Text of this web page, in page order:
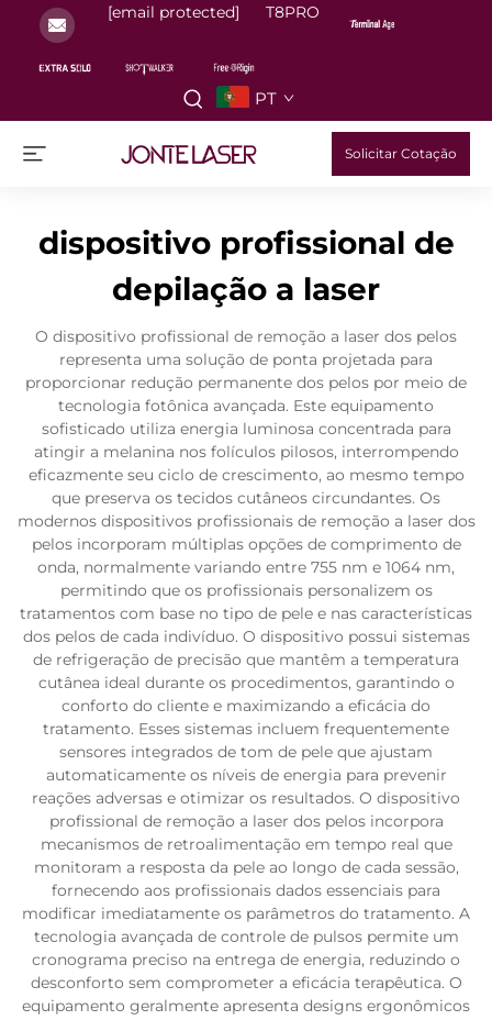
[email protected] T8PRO
PT
Solicitar Cotação
dispositivo profissional de
depilação a laser
O dispositivo profissional de remoção a laser dos pelos
representa uma solução de ponta projetada para
proporcionar redução permanente dos pelos por meio de
tecnologia fotônica avançada. Este equipamento
sofisticado utiliza energia luminosa concentrada para
atingir a melanina nos folículos pilosos, interrompendo
eficazmente seu ciclo de crescimento, ao mesmo tempo
que preserva os tecidos cutâneos circundantes. Os
modernos dispositivos profissionais de remoção a laser dos
pelos incorporam múltiplas opções de comprimento de
onda, normalmente variando entre 755 nm e 1064 nm,
permitindo que os profissionais personalizem os
tratamentos com base no tipo de pele e nas características
dos pelos de cada indivíduo. O dispositivo possui sistemas
de refrigeração de precisão que mantêm a temperatura
cutânea ideal durante os procedimentos, garantindo o
conforto do cliente e maximizando a eficácia do
tratamento. Esses sistemas incluem frequentemente
sensores integrados de tom de pele que ajustam
automaticamente os níveis de energia para prevenir
reações adversas e otimizar os resultados. O dispositivo
profissional de remoção a laser dos pelos incorpora
mecanismos de retroalimentação em tempo real que
monitoram a resposta da pele ao longo de cada sessão,
fornecendo aos profissionais dados essenciais para
modificar imediatamente os parâmetros do tratamento. A
tecnologia avançada de controle de pulsos permite um
cronograma preciso na entrega de energia, reduzindo o
desconforto sem comprometer a eficácia terapêutica. O
equipamento geralmente apresenta designs ergonômicos